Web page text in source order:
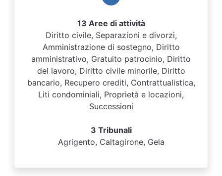
13 Aree di attività
Diritto civile, Separazioni e divorzi,
Amministrazione di sostegno, Diritto
amministrativo, Gratuito patrocinio, Diritto
del lavoro, Diritto civile minorile, Diritto
bancario, Recupero crediti, Contrattualistica,
Liti condominiali, Proprietà e locazioni,
Successioni
3 Tribunali
Agrigento, Caltagirone, Gela